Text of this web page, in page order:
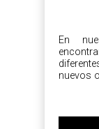
En
nuevos